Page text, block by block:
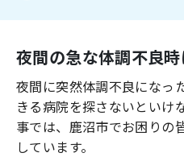
よくあるご質問
夜間の急な体調不良
夜間に突然体調不良になっ
きる病院を探さないといけ
事では、 鹿沼市でお困りの
しています。